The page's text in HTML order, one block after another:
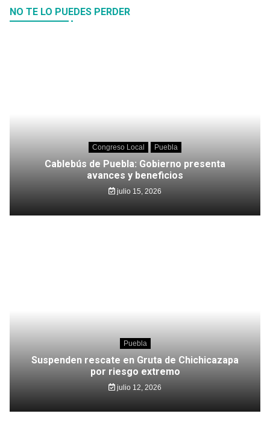
NO TE LO PUEDES PERDER
Congreso Local Puebla
Cablebús de Puebla: Gobierno presenta
avances y beneficios
julio 15, 2026
Puebla
Suspenden rescate en Gruta de Chichicazapa
por riesgo extremo
julio 12, 2026